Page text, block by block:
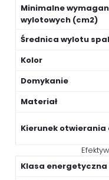
Minimalne
wylotowych (cm2)
Średnica wylotu
Kolor
Domykanie
Materiał
Kierunek otwierania
Klasa energetyczna